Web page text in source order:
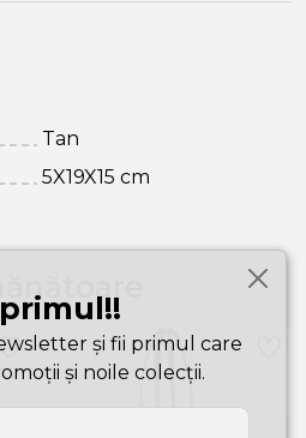
Tan
5X19X15 cm
și fii primul care
și noile colecții.